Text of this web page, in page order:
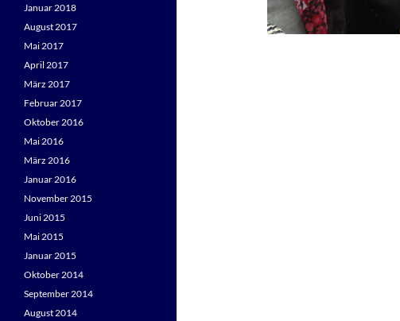
Januar 2018
August 2017
Mai 2017
April 2017
März 2017
Februar 2017
Oktober 2016
Mai 2016
März 2016
Januar 2016
November 2015
Juni 2015
Mai 2015
Januar 2015
Oktober 2014
September 2014
August 2014